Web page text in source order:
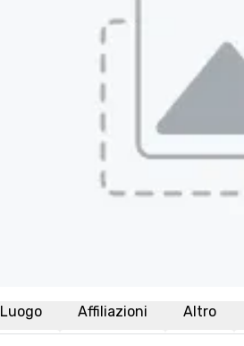
Luogo Affiliazioni Altro